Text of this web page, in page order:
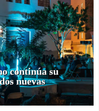
continúa su
nuevas